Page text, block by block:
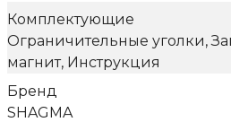
Комплектующие
Ограничительные уголки,
магнит, Инструкция
Бренд
SHAGMA